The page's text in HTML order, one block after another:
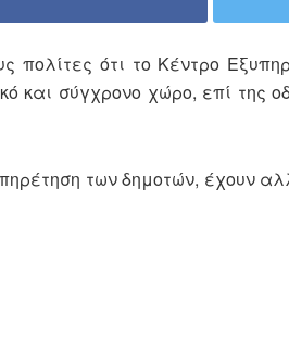
ότι το Κέντρο
και σύγχρονο χώρο, επί της
των δημοτών, έχουν